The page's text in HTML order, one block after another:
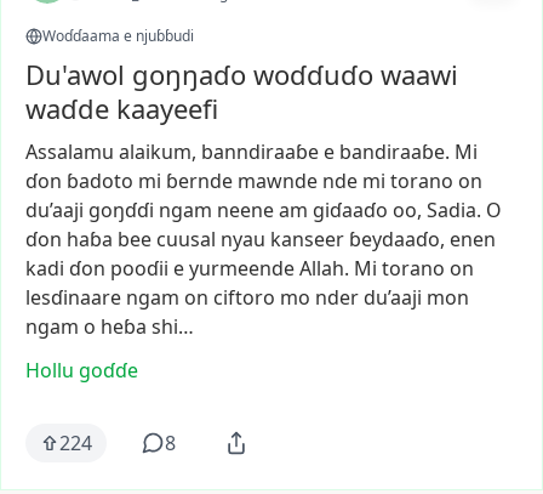
Woɗɗaama e njuɓɓudi
Du'awol goŋŋaɗo woɗɗuɗo waawi
waɗde kaayeefi
Assalamu alaikum, banndiraaɓe e bandiraaɓe. Mi
ɗon ɓadoto mi ɓernde mawnde nde mi torano on
du’aaji goŋɗɗi ngam neeneam giɗaaɗo oo, Sadia. O
ɗon haɓa bee cuusal nyau kanseer ɓeydaaɗo, enen
kadi ɗon pooɗii eyurmeendeAllah. Mi torano on
lesɗinaare ngam on ciftoro mo nder du’aaji mon
ngam o heɓa shi…
Hollu goɗɗe
224 8